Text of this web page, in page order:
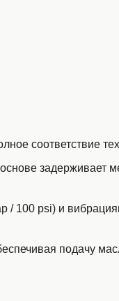
соответствие
задерживает
/ 100 psi) и
подачу